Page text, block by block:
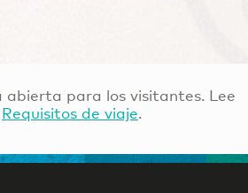
abierta para los visitantes. Lee
Requisitos de viaje.